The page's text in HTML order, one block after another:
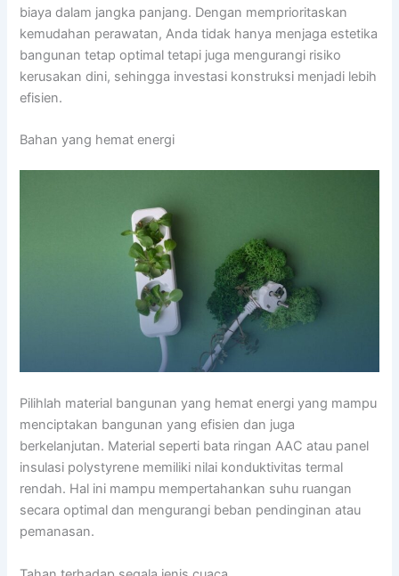
biaya dalam jangka panjang. Dengan memprioritaskan
kemudahan perawatan, Anda tidak hanya menjaga estetika
bangunan tetap optimal tetapi juga mengurangi risiko
kerusakan dini, sehingga investasi konstruksi menjadi lebih
efisien.
Bahan yang hemat energi
Pilihlah material bangunan yang hemat energi yang mampu
menciptakan bangunan yang efisien dan juga
berkelanjutan. Material seperti bata ringan AAC atau panel
insulasi polystyrene memiliki nilai konduktivitas termal
rendah. Hal ini mampu mempertahankan suhu ruangan
secara optimal dan mengurangi beban pendinginan atau
pemanasan.